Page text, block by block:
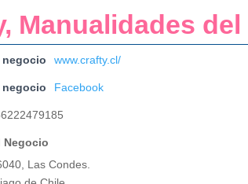
Manualidades
negocio www.crafty.cl/
negocio Facebook
Negocio
Las Condes.